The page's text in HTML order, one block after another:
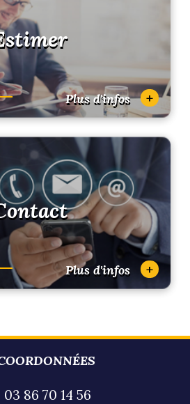
Plus d'infos +
Plus d'infos +
03 86 70 14 56